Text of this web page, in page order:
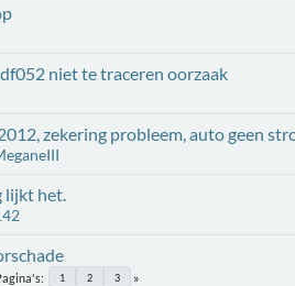
niet te traceren oorzaak
zekering probleem, auto geen
lijkt het.
1 2 3